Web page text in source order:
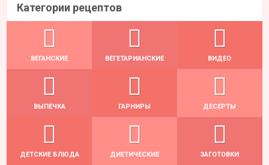
Категории рецептов
ВЕГАНСКИЕ ВЕГЕТАРИАНСКИЕ ВИДЕО
ВЫПЕЧКА ГАРНИРЫ ДЕСЕРТЫ
ДЕТСКИЕ БЛЮДА ДИЕТИЧЕСКИЕ ЗАГОТОВКИ